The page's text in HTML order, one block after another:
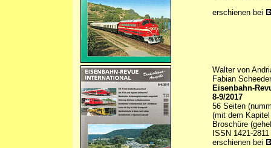
erschienen bei
Walter von
Fabian
Eisenbahn-
8-9/2017
56 Seiten
(mit dem
Broschüre
ISSN 1421-2811
erschienen bei